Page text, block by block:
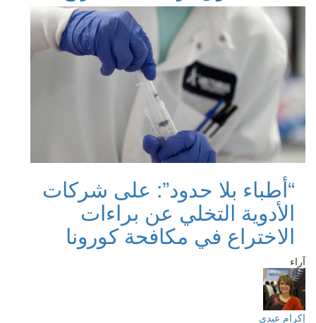
“أطباء بلا حدود”: على شركات
الأدوية التخلي عن براءات
الاختراع في مكافحة كورونا
آراء
إكرام عبدي